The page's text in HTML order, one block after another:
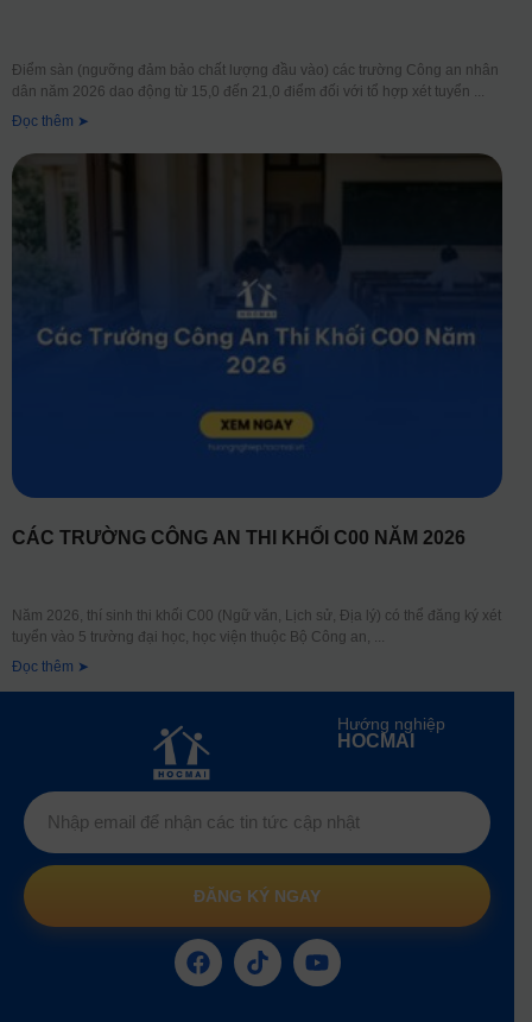
Điểm sàn (ngưỡng đảm bảo chất lượng đầu vào) các trường Công an nhân
dân năm 2026 dao động từ 15,0 đến 21,0 điểm đối với tổ hợp xét tuyển
Đọc thêm ➤
CÁC TRƯỜNG CÔNG AN THI KHỐI C00 NĂM 2026
Năm 2026, thí sinh thi khối C00 (Ngữ văn, Lịch sử, Địa lý) có thể đăng ký xét
tuyển vào 5 trường đại học, học viện thuộc Bộ Công an,
Đọc thêm ➤
Hướng nghiệp
HOCMAI
ĐĂNG KÝ NGAY